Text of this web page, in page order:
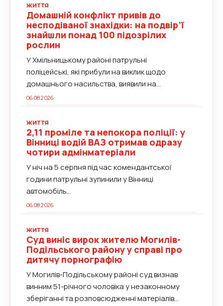
ЖИТТЯ
Домашній конфлікт привів до
несподіваної знахідки: на подвір’ї
знайшли понад 100 підозрілих
рослин
У Хмільницькому районі патрульні
поліцейські, які прибули на виклик щодо
домашнього насильства, виявили на...
06.08.2026
ЖИТТЯ
2,11 проміле та непокора поліції: у
Вінниці водій ВАЗ отримав одразу
чотири адмінматеріали
У ніч на 5 серпня під час комендантської
години патрульні зупинили у Вінниці
автомобіль...
06.08.2026
ЖИТТЯ
Суд виніс вирок жителю Могилів-
Подільського району у справі про
дитячу порнографію
У Могилів-Подільському районі суд визнав
винним 51-річного чоловіка у незаконному
зберіганні та розповсюдженні матеріалів...